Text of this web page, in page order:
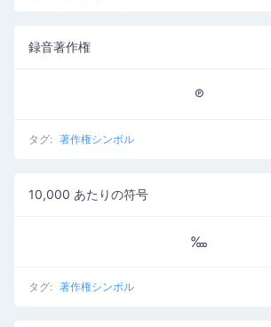
録音著作権
℗
タグ: 著作権シンボル
10,000 あたりの符号
‱
タグ: 著作権シンボル